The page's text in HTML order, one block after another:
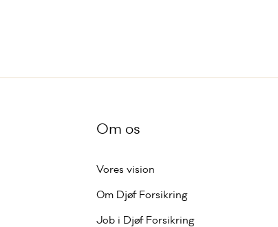
Om os
Vores vision
Om Djøf Forsikring
Job i Djøf Forsikring